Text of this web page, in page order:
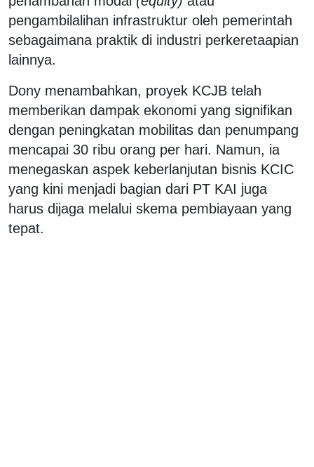
pengambilalihan infrastruktur oleh pemerintah
sebagaimana praktik di industri perkeretaapian
lainnya.
Dony menambahkan, proyek KCJB telah
memberikan dampak ekonomi yang signifikan
dengan peningkatan mobilitas dan penumpang
mencapai 30 ribu orang per hari. Namun, ia
menegaskan aspek keberlanjutan bisnis KCIC
yang kini menjadi bagian dari PT KAI juga
harus dijaga melalui skema pembiayaan yang
tepat.